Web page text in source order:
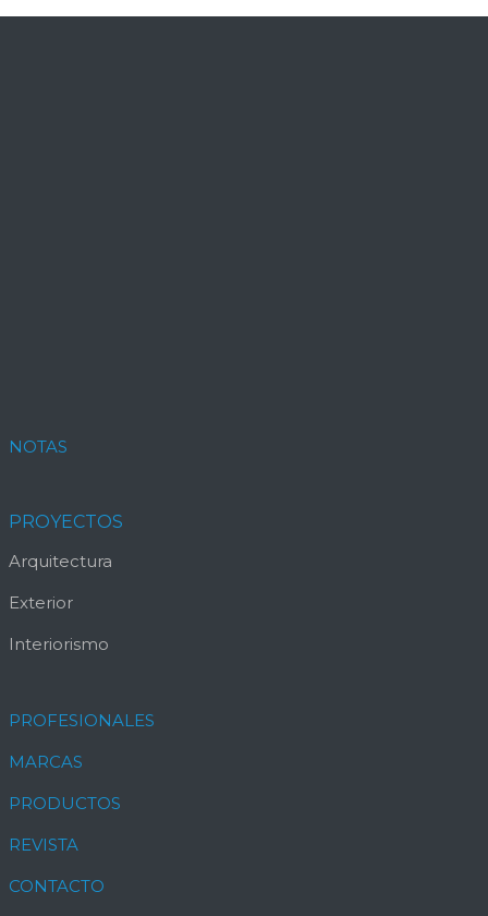
NOTAS
PROYECTOS
Arquitectura
Exterior
Interiorismo
PROFESIONALES
MARCAS
PRODUCTOS
REVISTA
CONTACTO